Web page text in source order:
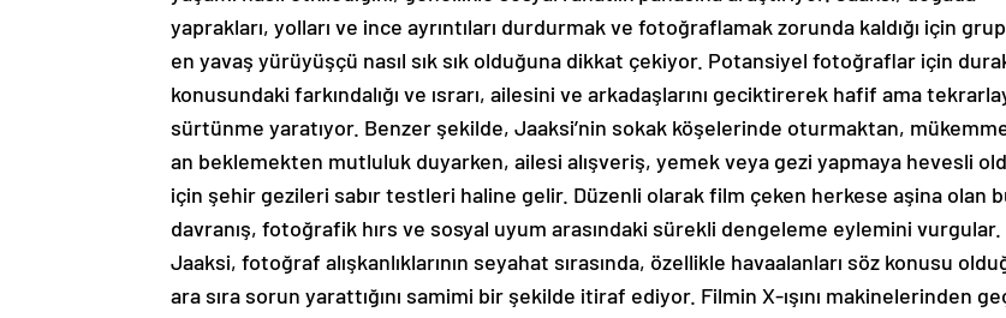
yaprakları, yolları ve ince ayrıntıları durdurmak ve fotoğraflamak zorunda kaldığı için
en yavaş yürüyüşçü nasıl sık sık olduğuna dikkat çekiyor. Potansiyel fotoğraflar için
konusundaki farkındalığı ve ısrarı, ailesini ve arkadaşlarını geciktirerek hafif ama
sürtünme yaratıyor. Benzer şekilde, Jaaksi’nin sokak köşelerinde oturmaktan,
an beklemekten mutluluk duyarken, ailesi alışveriş, yemek veya gezi yapmaya hevesli
için şehir gezileri sabır testleri haline gelir. Düzenli olarak film çeken herkese aşina olan
davranış, fotoğrafik hırs ve sosyal uyum arasındaki sürekli dengeleme eylemini vurgular.
Jaaksi, fotoğraf alışkanlıklarının seyahat sırasında, özellikle havaalanları söz konusu
ara sıra sorun yarattığını samimi bir şekilde itiraf ediyor. Filmin X-ışını makinelerinden